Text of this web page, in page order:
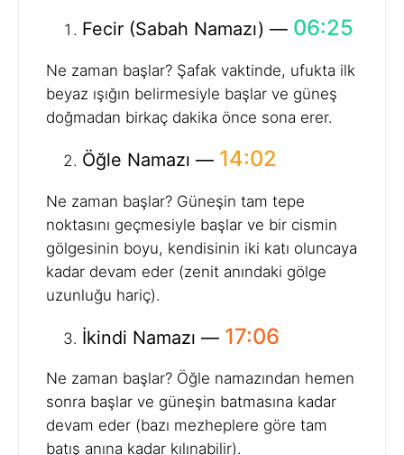
Fecir (Sabah Namazı) — 06:25
Ne zaman başlar? Şafak vaktinde, ufukta ilk
beyaz ışığın belirmesiyle başlar ve güneş
doğmadan birkaç dakika önce sona erer.
Öğle Namazı — 14:02
Ne zaman başlar? Güneşin tam tepe
noktasını geçmesiyle başlar ve bir cismin
gölgesinin boyu, kendisinin iki katı oluncaya
kadar devam eder (zenit anındaki gölge
uzunluğu hariç).
İkindi Namazı — 17:06
Ne zaman başlar? Öğle namazından hemen
sonra başlar ve güneşin batmasına kadar
devam eder (bazı mezheplere göre tam
batış anına kadar kılınabilir).